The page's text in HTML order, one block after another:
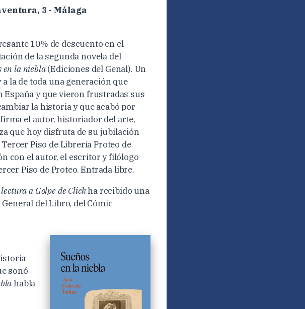
3 - Málaga
10% de descuento en el
de la segunda novela del
en la niebla(Ediciones del Genal). Un
la de toda una generación que
y que vieron frustradas sus
la historia y que acabó por
el autor, historiador del arte,
que hoy disfruta de su jubilación
Piso de Librería Proteo de
con el autor, el escritor y filólogo
Piso de Proteo. Entrada libre.
lectura a Golpe de Clickha recibido una
del Libro, del Cómic
soñó
habla